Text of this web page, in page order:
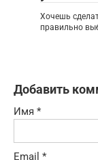
Хочешь
правильно
Добавить
Имя *
Email *